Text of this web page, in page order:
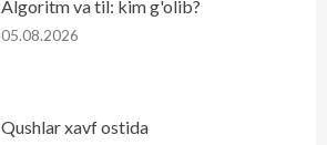
Algoritm va til: kim g'olib?
05.08.2026
Qushlar xavf ostida